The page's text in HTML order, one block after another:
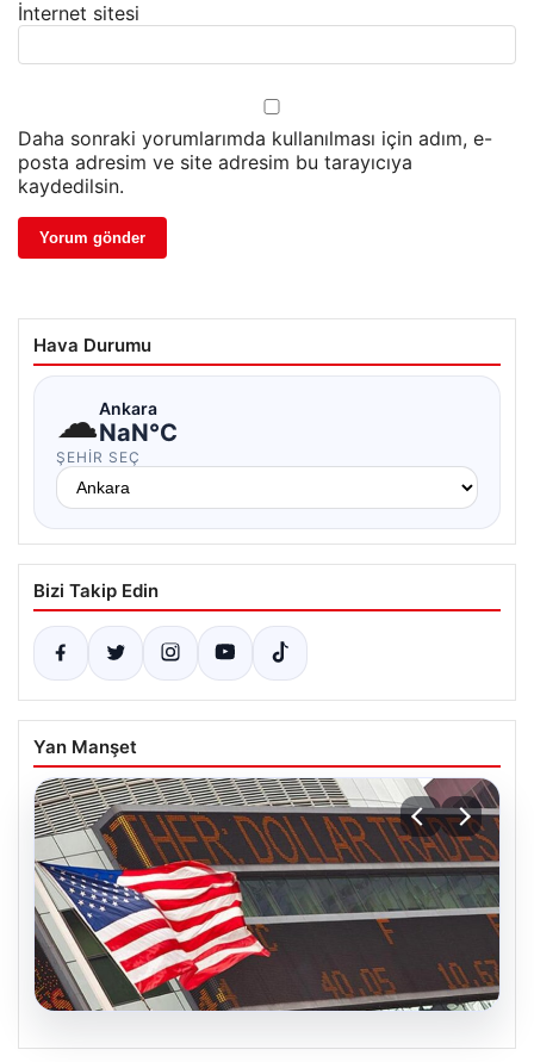
İnternet sitesi
Daha sonraki yorumlarımda kullanılması için adım, e-
posta adresim ve site adresim bu tarayıcıya
kaydedilsin.
Hava Durumu
☁Ankara
NaN°C
ŞEHIR SEÇ
Bizi Takip Edin
Yan Manşet
04.08.2026